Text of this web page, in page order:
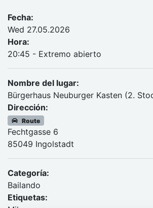
Fecha:
Wed 27.05.2026
Hora:
20:45 - Extremo abierto
Nombre del lugar:
Bürgerhaus Neuburger Kasten (2.
Dirección:
Route
Fechtgasse 6
85049 Ingolstadt
Categoría:
Bailando
Etiquetas: